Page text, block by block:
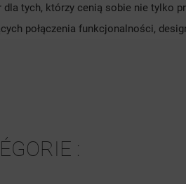
tych, którzy cenią sobie nie tylko
połączenia funkcjonalności,
: